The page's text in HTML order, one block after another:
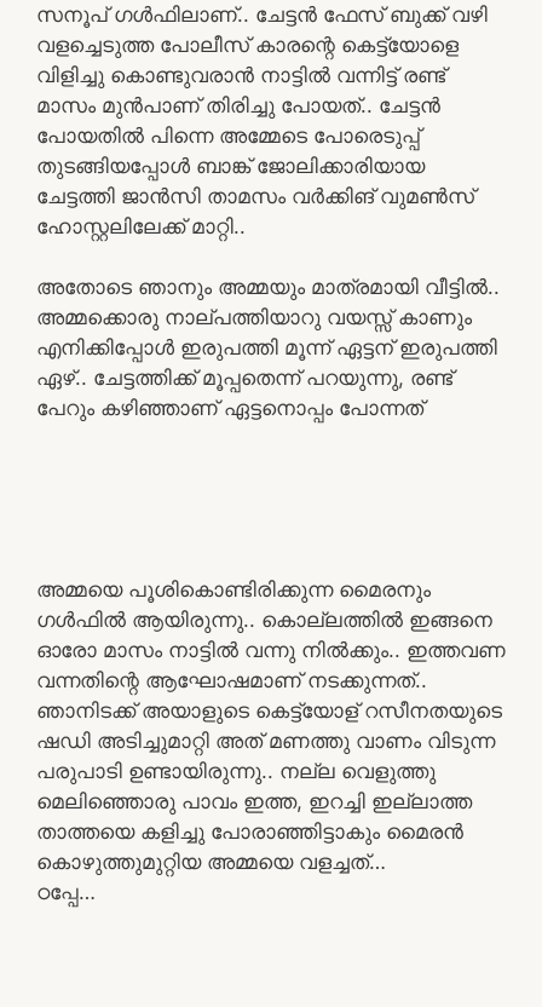
സനൂപ് ഗൾഫിലാണ്.. ചേട്ടൻ ഫേസ് ബുക്ക് വഴി
വളച്ചെടുത്ത പോലീസ് കാരന്റെ കെട്ട്യോളെ
വിളിച്ചു കൊണ്ടുവരാൻ നാട്ടിൽ വന്നിട്ട് രണ്ട്
മാസം മുൻപാണ് തിരിച്ചു പോയത്.. ചേട്ടൻ
പോയതിൽ പിന്നെ അമ്മേടെ പോരെടുപ്പ്
തുടങ്ങിയപ്പോൾ ബാങ്ക് ജോലിക്കാരിയായ
ചേട്ടത്തി ജാൻസി താമസം വർക്കിങ് വുമൺസ്
ഹോസ്റ്റലിലേക്ക് മാറ്റി..
അതോടെ ഞാനും അമ്മയും മാത്രമായി വീട്ടിൽ..
അമ്മക്കൊരു നാല്പത്തിയാറു വയസ്സ് കാണും
എനിക്കിപ്പോൾ ഇരുപത്തി മൂന്ന് ഏട്ടന് ഇരുപത്തി
ഏഴ്.. ചേട്ടത്തിക്ക് മൂപ്പതെന്ന് പറയുന്നു, രണ്ട്
പേറും കഴിഞ്ഞാണ് ഏട്ടനൊപ്പം പോന്നത്
അമ്മയെ പൂശികൊണ്ടിരിക്കുന്ന മൈരനും
ഗൾഫിൽ ആയിരുന്നു.. കൊല്ലത്തിൽ ഇങ്ങനെ
ഓരോ മാസം നാട്ടിൽ വന്നു നിൽക്കും.. ഇത്തവണ
വന്നതിന്റെ ആഘോഷമാണ് നടക്കുന്നത്..
ഞാനിടക്ക് അയാളുടെ കെട്ട്യോള് റസീനതയുടെ
ഷഡി അടിച്ചുമാറ്റി അത് മണത്തു വാണം വിടുന്ന
പരുപാടി ഉണ്ടായിരുന്നു.. നല്ല വെളുത്തു
മെലിഞ്ഞൊരു പാവം ഇത്ത, ഇറച്ചി ഇല്ലാത്ത
താത്തയെ കളിച്ചു പോരാഞ്ഞിട്ടാകും മൈരൻ
കൊഴുത്തുമുറ്റിയ അമ്മയെ വളച്ചത്‌…
ഠപ്പേ…